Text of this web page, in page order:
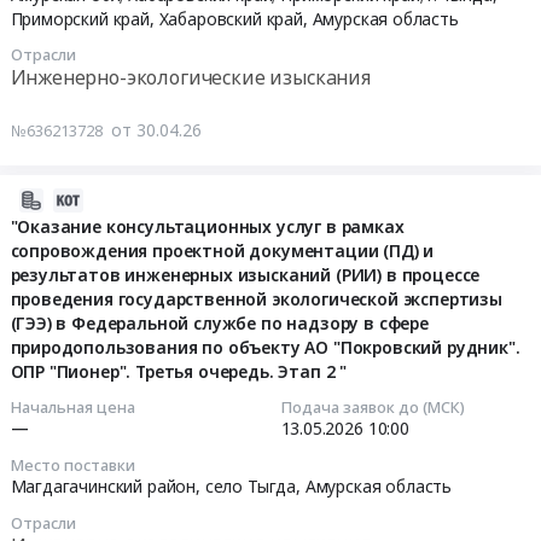
2026-
Приморский край, Хабаровский край, Амурская область
Отрасли
Инженерно-экологические изыскания
№636213728 от 30.04.26
"Оказание консультационных услуг в рамках
сопровождения проектной документации (ПД) и
результатов инженерных изысканий (РИИ) в процессе
проведения государственной экологической экспертизы
(ГЭЭ) в Федеральной службе по надзору в сфере
природопользования по объекту АО "Покровский рудник".
ОПР "Пионер". Третья очередь. Этап 2 "
Начальная цена
—
Подача заявок до (МСК)
13.05.2026 10:00
Место поставки
Магдагачинский район, село Тыгда, Амурская область
Отрасли